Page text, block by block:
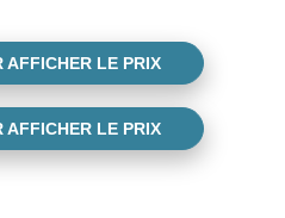
AFFICHER LE PRIX
AFFICHER LE PRIX